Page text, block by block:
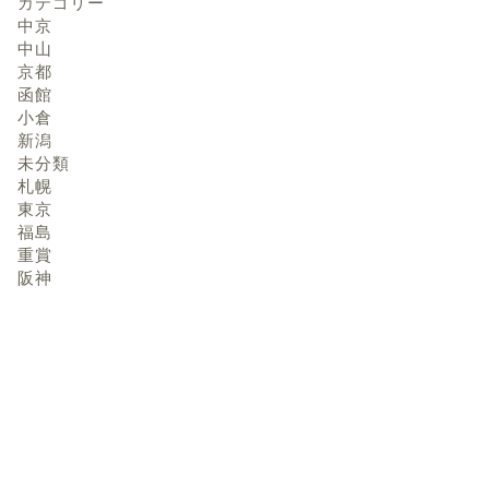
中京
中山
京都
函館
小倉
新潟
未分類
札幌
東京
福島
重賞
阪神